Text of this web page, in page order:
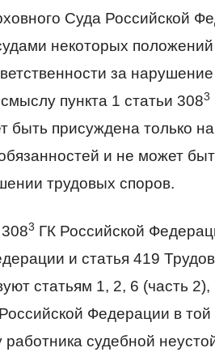
Суда Российской
некоторых положений
за нарушение
пункта 1 статьи 3083
быть присуждена только
и не может
трудовых споров.
3 ГК Российской
и статья 419
статьям 1, 2, 6 (часть 2),
Федерации в той
судебной